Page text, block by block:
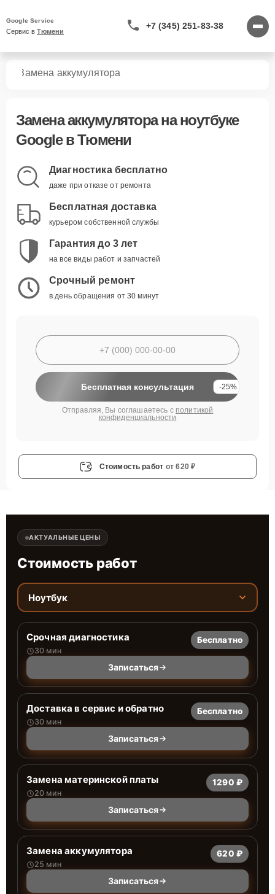
Google Service
Сервис в Тюмени
+7 (345) 251-83-38
Замена аккумулятора
Замена аккумуляторана ноутбуке
Google в Тюмени
Диагностика бесплатно
даже при отказе от ремонта
Бесплатная доставка
курьером собственной службы
Гарантия до 3 лет
на все виды работ и запчастей
Срочный ремонт
в день обращения от 30 минут
Бесплатная консультация -25%
Отправляя, Вы соглашаетесь с политикой
конфиденциальности
Стоимость работ от 620 ₽
АКТУАЛЬНЫЕ ЦЕНЫ
Стоимость работ
Ноутбук
Срочная диагностика
30 мин
Бесплатно
Записаться
Доставка в сервис и обратно
30 мин
Бесплатно
Записаться
Замена материнской платы
20 мин
1290 ₽
Записаться
Замена аккумулятора
25 мин
620 ₽
Записаться